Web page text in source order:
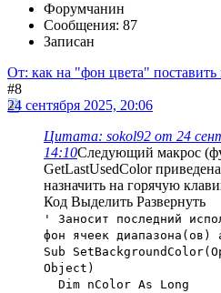
Форумчанин
Сообщения: 87
Записан
От: как на "фон цвета"
#8
24 сентября 2025, 20:06
Цитата: sokol92 от 24
14:10Следующий макрос
GetLastUsedColor
назначить на горячую
Код Выделить Развернуть
' Заносит последний
фон ячеек диапазона(oв)
Sub
Object)
Dim nColor As Long